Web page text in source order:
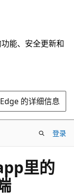
能、安全更新和
的详细信息
登录
里的